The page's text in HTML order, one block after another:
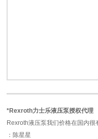
*Rexroth力士乐液压泵授权代理
Rexroth液压泵我们价格在国内
：陈星星